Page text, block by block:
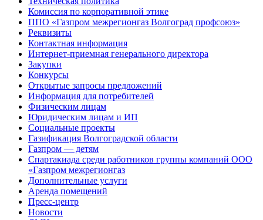
Комиссия по корпоративной этике
ППО «Газпром межрегионгаз Волгоград профсоюз»
Реквизиты
Контактная информация
Интернет-приемная генерального директора
Закупки
Конкурсы
Открытые запросы предложений
Информация для потребителей
Физическим лицам
Юридическим лицам и ИП
Социальные проекты
Газификация Волгоградской области
Газпром — детям
Спартакиада среди работников группы компаний ООО
«Газпром межрегионгаз
Дополнительные услуги
Аренда помещений
Пресс-центр
Новости